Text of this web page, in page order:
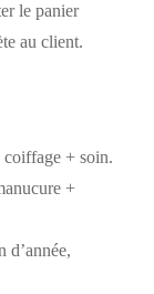
le panier
au client.
+ soin.
+
d’année,